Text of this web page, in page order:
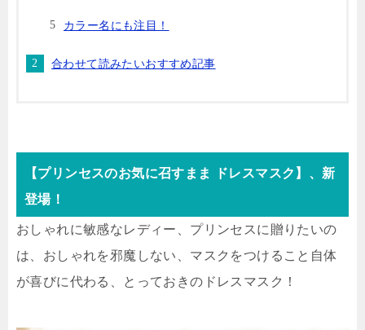
カラー名にも注目！
合わせて読みたいおすすめ記事
【プリンセスのお気に召すまま ドレスマスク】、新
登場！
おしゃれに敏感なレディー、プリンセスに贈りたいの
は、おしゃれを邪魔しない、マスクをつけること自体
が喜びに代わる、とっておきのドレスマスク！